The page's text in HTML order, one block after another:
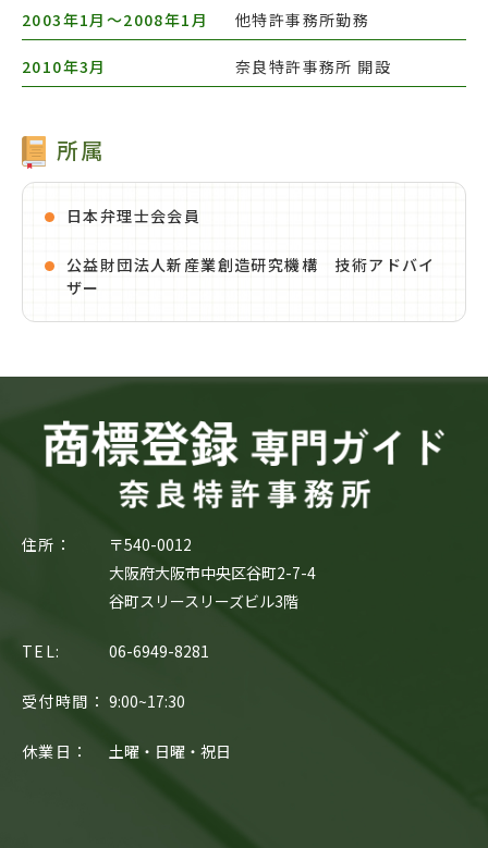
2003年1月～2008年1月 他特許事務所勤務
2010年3月 奈良特許事務所 開設
所属
日本弁理士会会員
公益財団法人新産業創造研究機構 技術アドバイ
ザー
住所：
〒540-0012
大阪府大阪市中央区谷町2-7-4
谷町スリースリーズビル3階
TEL: 06-6949-8281
受付時間： 9:00~17:30
休業日： 土曜・日曜・祝日